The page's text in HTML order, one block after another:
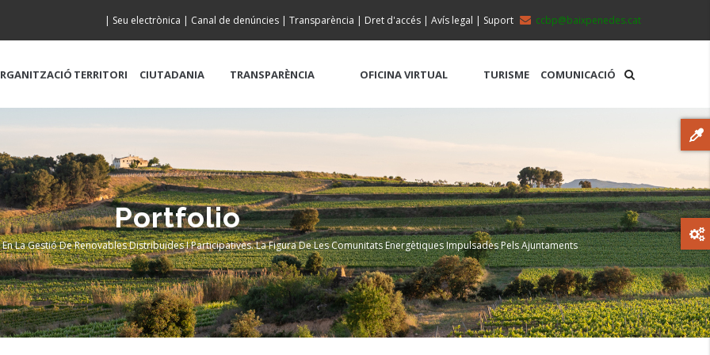
ccbp@baixpenedes.cat
| Seu electrònica | Canal de denúncies | Transparència | Dret d'accés | Avís legal | Suport
TERRITORI CIUTADANIA TRANSPARÈNCIA OFICINA VIRTUAL TURISME COMUNICACIÓ
Portfolio
La Gestió De Renovables Distribuïdes I Participatives. La Figura De Les Comunitats Energètiques Impulsades Pels Ajuntaments